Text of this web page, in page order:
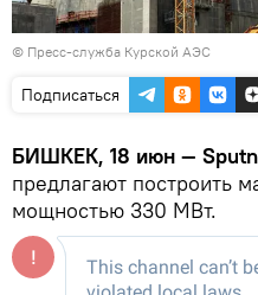
© Пресс-служба Курской АЭС
Подписаться
БИШКЕК, 18 июн —
предлагают построить
мощностью 330 МВт.